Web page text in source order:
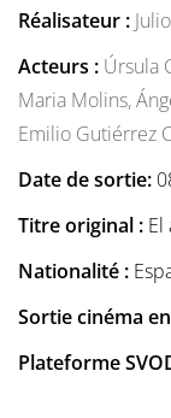
Réalisateur :
Acteurs : Úrsula
Maria Molins,
Emilio Gutiérrez
Date de sortie:
Titre original : El
Nationalité :
Sortie cinéma
Plateforme